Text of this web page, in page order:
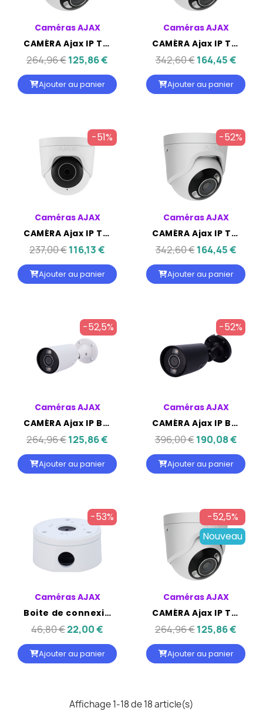
Caméras AJAX
CAMÉRA Ajax IP Turret éclairage hybride - AJAX 5MP OBJ 2.8MM IR50M IP65
264,96 €125,86 €
Ajouter au panier
Caméras AJAX
CAMÉRA Ajax IP Turret éclairage hybride - AJAX 8MP OBJ 2.8MM IR50M IP65
342,60 € 164,45 €
Ajouter au panier
-51%
Caméras AJAX
CAMÉRA Ajax IP Turret - AJAX 5MP OBJ 4MM IR35M IP65
237,00 €116,13 €
Ajouter au panier
-52%
Caméras AJAX
CAMÉRA Ajax IP Turret éclairage hybride - AJAX 8MP OBJ 4MM IR50M IP65
342,60 € 164,45 €
Ajouter au panier
-52,5%
Caméras AJAX
CAMÉRA Ajax IP Bullet éclairage hybride - AJAX 5MP OBJ 2.8MM IR50M IP65
264,96 €125,86 €
Ajouter au panier
-52%
Caméras AJAX
CAMÉRA Ajax IP Bullet éclairage hybride - AJAX 8MP OBJ 2.8MM IR50M IP65
396,00 € 190,08 €
Ajouter au panier
-53%
Caméras AJAX
Boite de connexions Compatible pour les caméras Bullet, Dôme et Turret de Ajax
46,80 €22,00 €
Ajouter au panier
-52,5%
Nouveau
Caméras AJAX
CAMÉRA Ajax IP Turret éclairage hybride - AJAX 5MP OBJ 4MM IR50M IP65
264,96 €125,86 €
Ajouter au panier
Affichage 1-18 de 18 article(s)